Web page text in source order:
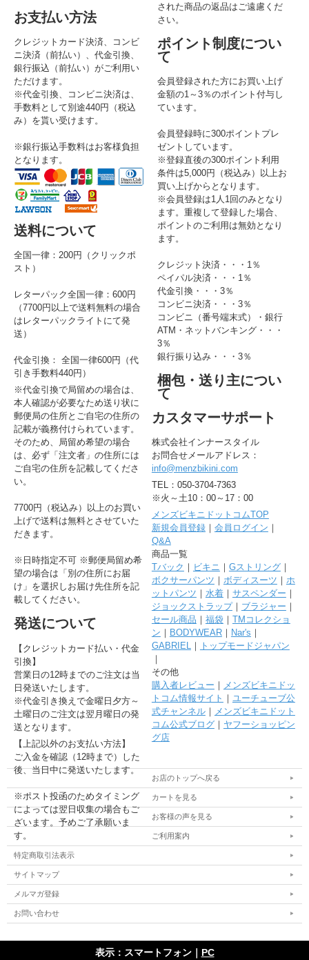
お支払い方法
クレジットカード決済、コンビ
ニ決済（前払い）、代金引換、
銀行振込（前払い）がご利用い
ただけます。
※代金引換、コンビニ決済は、
手数料として別途440円（税込
み）を貰い受けます。
※銀行振込手数料はお客様負担
となります。
送料について
全国一律：200円（クリックポ
スト）
レターパック全国一律：600円
（7700円以上で送料無料の場合
はレターパックライトにて発
送）
代金引換： 全国一律600円（代
引き手数料440円）
※代金引換で局留めの場合は、
本人確認が必要なため送り状に
郵便局の住所とご自宅の住所の
記載が義務付けられています。
そのため、局留め希望の場合
は、必ず「注文者」の住所には
ご自宅の住所を記載してくださ
い。
7700円（税込み）以上のお買い
上げで送料は無料とさせていた
だきます。
※日時指定不可 ※郵便局留め希
望の場合は「別の住所にお届
け」を選択しお届け先住所を記
載してください。
発送について
【クレジットカード払い・代金
引換】
営業日の12時までのご注文は当
日発送いたします。
※代金引き換えで金曜日夕方～
土曜日のご注文は翌月曜日の発
送となります。
【上記以外のお支払い方法】
ご入金を確認（12時まで）した
後、当日中に発送いたします。
※ポスト投函のためタイミング
によっては翌日収集の場合もご
ざいます。予めご了承願いま
す。
された商品の返品はご遠慮くだ
さい。
ポイント制度につい
て
会員登録された方にお買い上げ
金額の1～3％のポイント付与し
ています。
会員登録時に300ポイントプレ
ゼントしています。
※登録直後の300ポイント利用
条件は5,000円（税込み）以上お
買い上げからとなります。
※会員登録は1人1回のみとなり
ます。重複して登録した場合、
ポイントのご利用は無効となり
ます。
クレジット決済・・・1％
ペイパル決済・・・1％
代金引換・・・3％
コンビニ決済・・・3％
コンビニ（番号端末式）・銀行
ATM・ネットバンキング・・・
3％
銀行振り込み・・・3％
梱包・送り主につい
て
カスタマーサポート
株式会社インナースタイル
お問合せメールアドレス：
info@menzbikini.com
TEL：050-3704-7363
※火～土10：00～17：00
メンズビキニドットコムTOP
新規会員登録｜ 会員ログイン ｜
Q&A
商品一覧
Tバック ｜ ビキニ ｜ Gストリング｜
ボクサーパンツ ｜ ボディスーツ ｜ ホ
ットパンツ ｜ 水着｜ サスペンダー ｜
ジョックストラップ｜ ブラジャー ｜
セール商品 ｜ 福袋｜ TMコレクショ
ン ｜ BODYWEAR｜ Nar's ｜
GABRIEL｜
トップモードジャパン
｜
その他
購入者レビュー ｜ メンズビキニドッ
トコム情報サイト ｜ ユーチューブ公
式チャンネル｜ メンズビキニドット
コム公式ブログ｜ ヤフーショッピン
グ店
お店のトップへ戻る
カートを見る
お客様の声を見る
ご利用案内
特定商取引法表示
サイトマップ
メルマガ登録
お問い合わせ
表示：スマートフォン｜ PC